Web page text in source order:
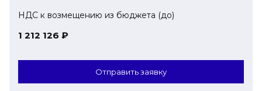
НДС к возмещению из бюджета (до)
1 212 126 ₽
Отправить заявку